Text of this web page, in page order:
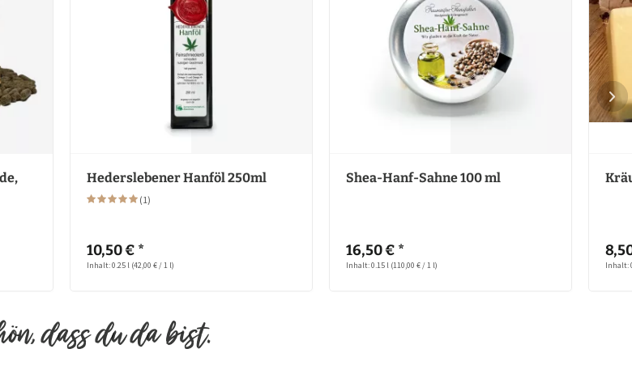
Hederslebener Hanföl 250ml
(1)
10,50 € *
Inhalt: 0.25 l (42,00 € / 1 l)
Shea-Hanf-Sahne 100 ml
16,50 € *
Inhalt: 0.15 l (110,00 € / 1 l) Inhalt:
dass du da bist.